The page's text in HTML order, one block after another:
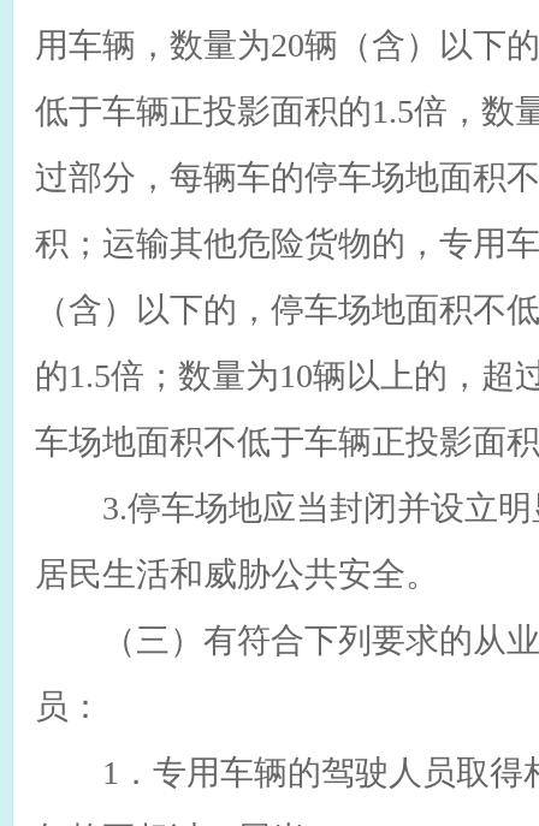
用车辆，数量为20辆（含）以下
低于车辆正投影面积的1.5倍，数
过部分，每辆车的停车场地面积
积；运输其他危险货物的，专用
（含）以下的，停车场地面积不
的1.5倍；数量为10辆以上的，超
车场地面积不低于车辆正投影面
3.停车场地应当封闭并设立明
居民生活和威胁公共安全。
（三）有符合下列要求的从业
员：
1．专用车辆的驾驶人员取得